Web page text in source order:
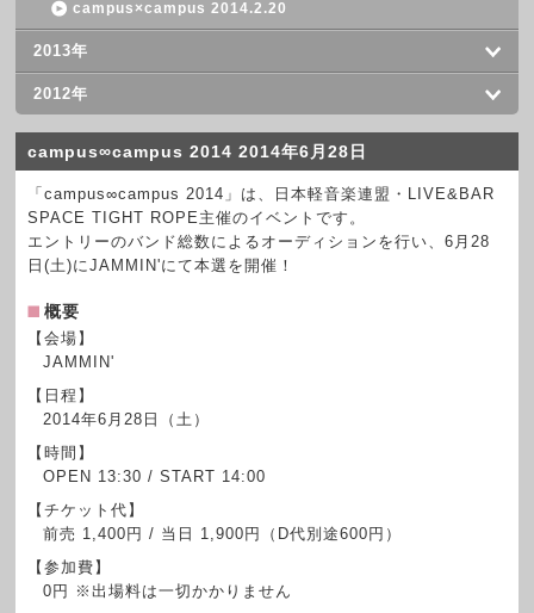
campus×campus 2014.2.20
2013年
2012年
campus∞campus 2014 2014年6月28日
「campus∞campus 2014」は、日本軽音楽連盟・LIVE&BAR
SPACE TIGHT ROPE主催のイベントです。
エントリーのバンド総数によるオーディションを行い、6月28
日(土)にJAMMIN'にて本選を開催！
概要
【会場】
JAMMIN'
【日程】
2014年6月28日（土）
【時間】
OPEN 13:30 / START 14:00
【チケット代】
前売 1,400円 / 当日 1,900円（D代別途600円）
【参加費】
0円 ※出場料は一切かかりません